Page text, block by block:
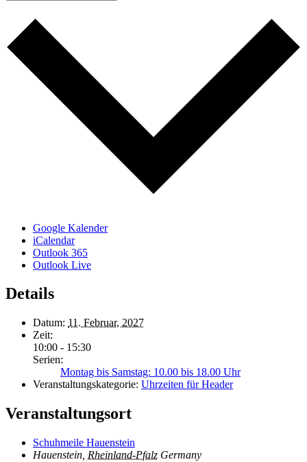
Google Kalender
iCalendar
Outlook 365
Outlook Live
Details
Datum: 11. Februar, 2027
Zeit:
10:00 - 15:30
Serien:
Montag bis Samstag: 10.00 bis 18.00 Uhr
Veranstaltungskategorie: Uhrzeiten für Header
Veranstaltungsort
Schuhmeile Hauenstein
Hauenstein Rheinland-Pfalz Germany